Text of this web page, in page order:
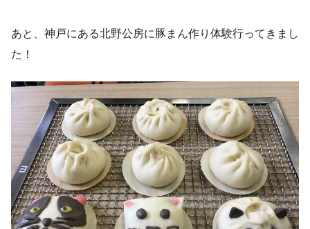
あと、神戸にある北野公房に豚まん作り体験行ってきまし
た！